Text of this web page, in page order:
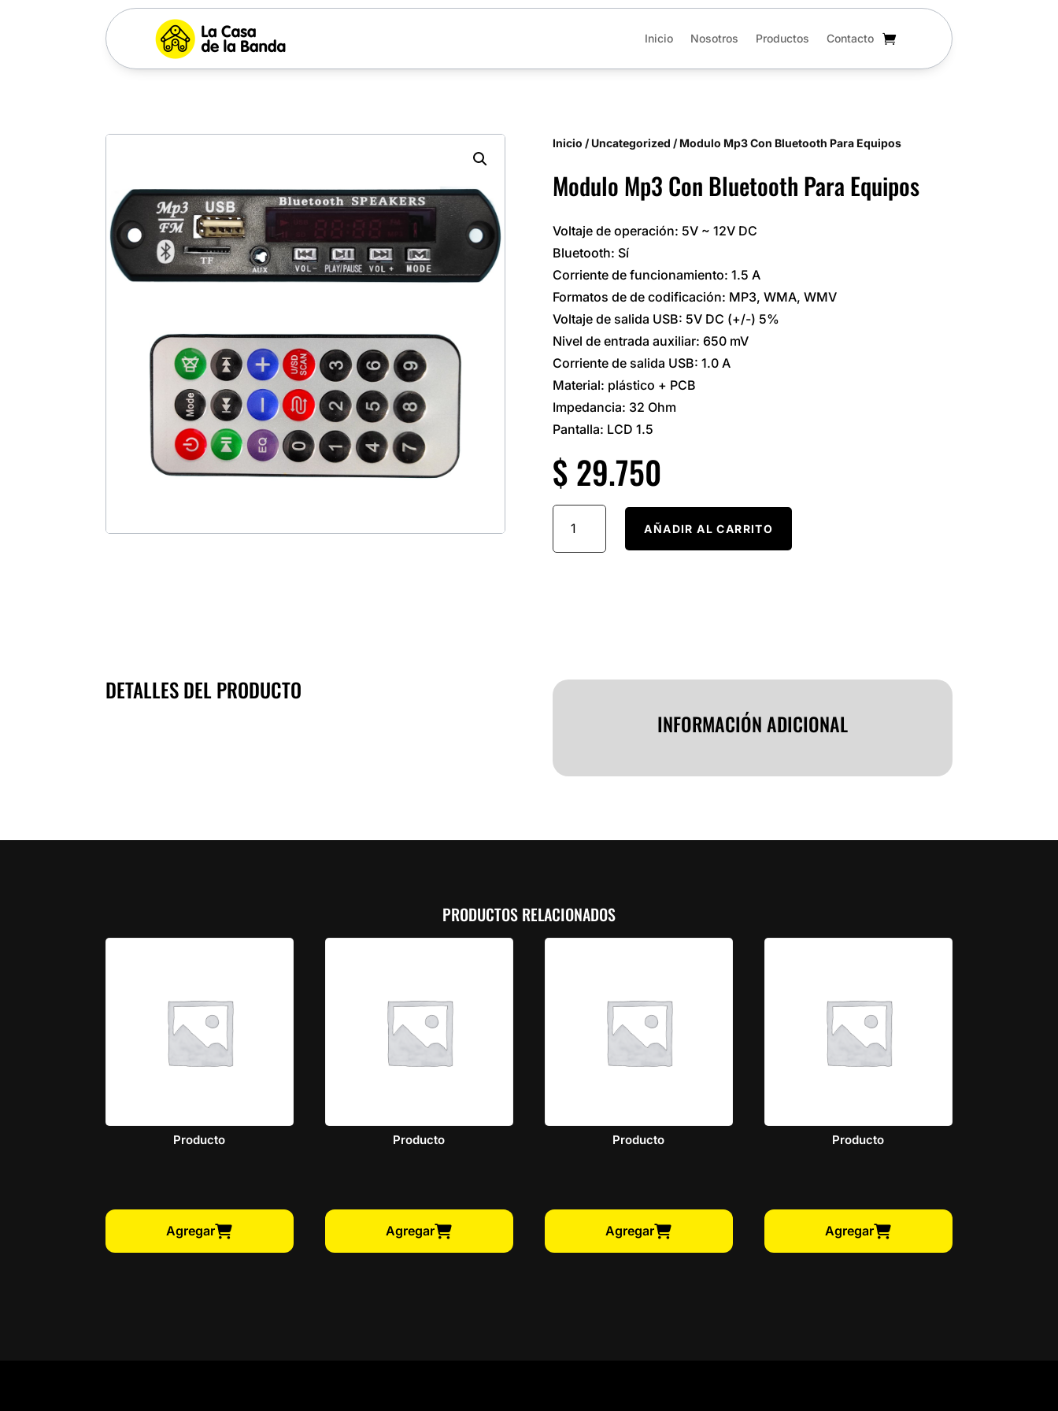
Inicio Nosotros Productos Contacto
Inicio /Uncategorized / Modulo Mp3 Con Bluetooth Para Equipos
Modulo Mp3 Con Bluetooth Para Equipos
Voltaje de operación: 5V ~ 12V DC
Bluetooth: Sí
Corriente de funcionamiento: 1.5 A
Formatos de de codificación: MP3, WMA, WMV
Voltaje de salida USB: 5V DC (+/-) 5%
Nivel de entrada auxiliar: 650 mV
Corriente de salida USB: 1.0 A
Material: plástico + PCB
Impedancia: 32 Ohm
Pantalla: LCD 1.5
$ 29.750
Modulo
Mp3
Con
AÑADIR AL CARRITO
DETALLES DEL PRODUCTO
INFORMACIÓN ADICIONAL
PRODUCTOS RELACIONADOS
Producto
Agregar
Producto
Agregar
Producto
Agregar
Producto
Agregar